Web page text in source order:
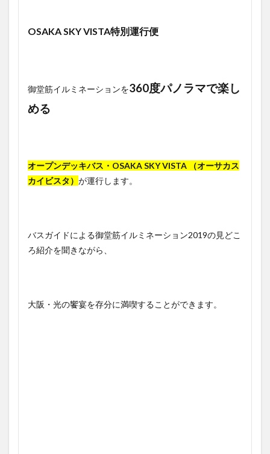
OSAKA SKY VISTA特別運行便
御堂筋イルミネーションを360度パノラマで楽し
める
オープンデッキバス・OSAKA SKY VISTA （オーサカス
カイビスタ） が運行します。
バスガイドによる御堂筋イルミネーション2019の見どこ
ろ紹介を聞きながら、
大阪・光の饗宴を存分に満喫することができます。